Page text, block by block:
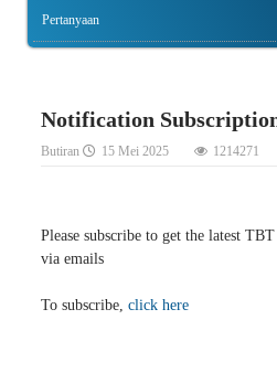
Pertanyaan
Notification
Butiran 15 Mei 2025 1214271
Please subscribe to get the latest
via emails
To subscribe, click here